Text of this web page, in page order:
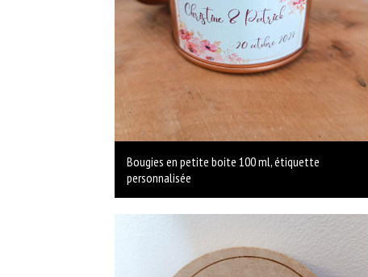
Bougies en petite boite 100 ml, étiquette
personnalisée